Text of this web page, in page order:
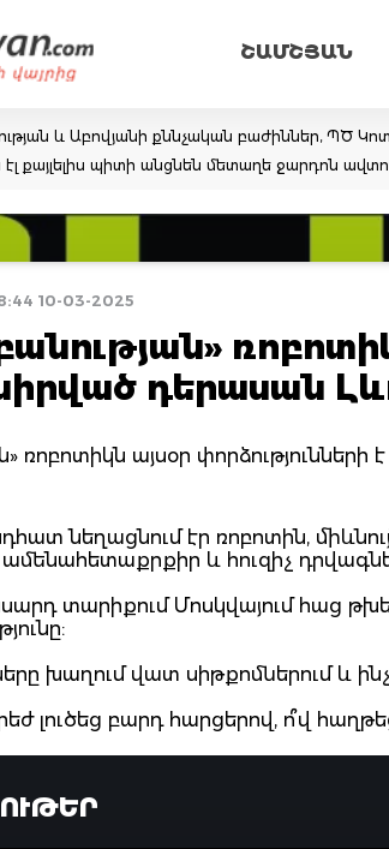
ՇԱՄՇՅԱՆ
և Աբովյանի քննչական բաժիններ, ՊԾ
էլ քայլելիս պիտի անցնեն մետաղե ջարդոն
10-03-2025
դերասան
ռոբոտիկն այսօր փորձությունների
նեղացնում էր ռոբոտին,
և հուզիչ
տարիքում Մոսկվայում հաց
խաղում վատ սիթքոմներում և
լուծեց բարդ հարցերով, ո՞վ